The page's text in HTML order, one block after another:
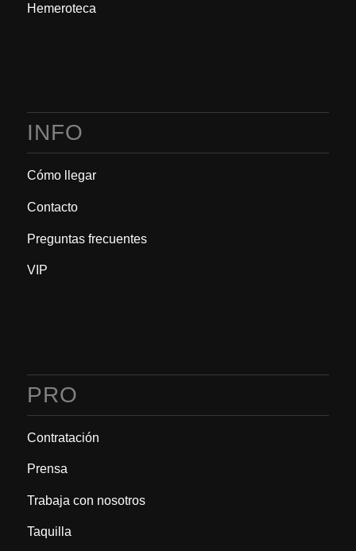
Hemeroteca
INFO
Cómo llegar
Contacto
Preguntas frecuentes
VIP
PRO
Contratación
Prensa
Trabaja con nosotros
Taquilla